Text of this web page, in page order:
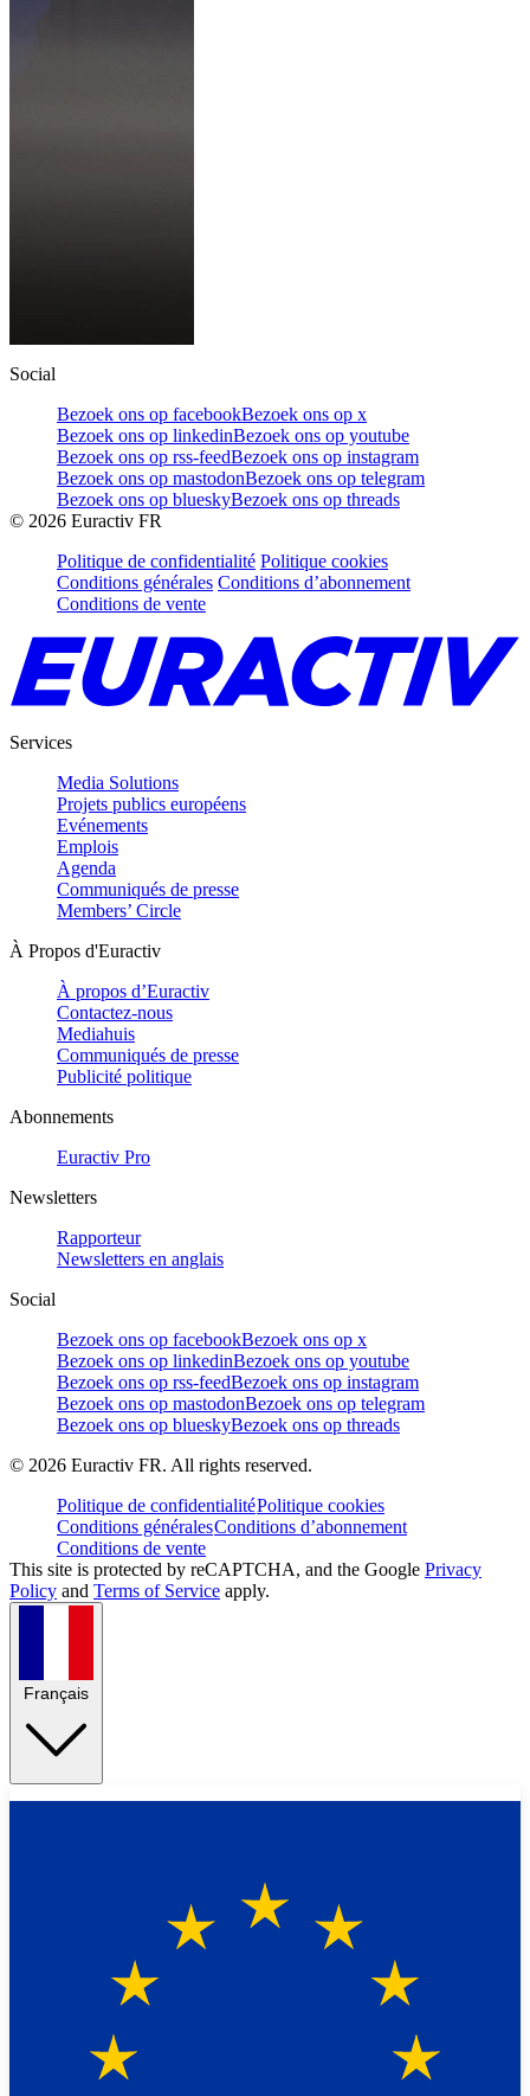
Social
Bezoek ons op facebookBezoek ons op x
Bezoek ons op linkedinBezoek ons op youtube
Bezoek ons op rss-feedBezoek ons op instagram
Bezoek ons op mastodonBezoek ons op telegram
Bezoek ons op blueskyBezoek ons op threads
© 2026 Euractiv FR
Politique de confidentialité Politique cookies
Conditions générales Conditions d’abonnement
Conditions de vente
Services
Media Solutions
Projets publics européens
Evénements
Emplois
Agenda
Communiqués de presse
Members’ Circle
À Propos d'Euractiv
À propos d’Euractiv
Contactez-nous
Mediahuis
Communiqués de presse
Publicité politique
Abonnements
Euractiv Pro
Newsletters
Rapporteur
Newsletters en anglais
Social
Bezoek ons op facebookBezoek ons op x
Bezoek ons op linkedinBezoek ons op youtube
Bezoek ons op rss-feedBezoek ons op instagram
Bezoek ons op mastodonBezoek ons op telegram
Bezoek ons op blueskyBezoek ons op threads
© 2026 Euractiv FR. All rights reserved.
Politique de confidentialitéPolitique cookies
Conditions généralesConditions d’abonnement
Conditions de vente
This site is protected by reCAPTCHA, and the Google Privacy
Policy and Terms of Service apply.
Français